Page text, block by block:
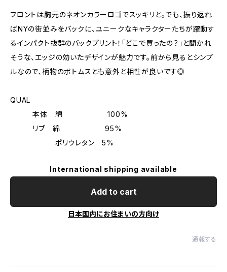
フロントは胸元のネオンカラーロゴでスッキリと。でも、振り返れ
ばNYの街並みをバックに、ユニークなキャラクターたちが躍動す
るインパクト抜群のバックプリント！「どこで買ったの？」と聞かれ
そうな、エッジの効いたデザインが魅力です。前から見るとシンプ
ルなので、柄物のボトムスとも意外と相性が良いです◎
QUAL
本体 綿 100%
リブ 綿 95%
ポリウレタン 5%
International shipping available
Add to cart
日本国内にお住まいの方向け
通報する